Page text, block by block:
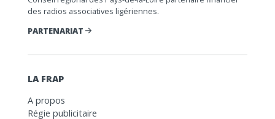
des radios associatives ligériennes.
PARTENARIAT
LA FRAP
A propos
Régie publicitaire